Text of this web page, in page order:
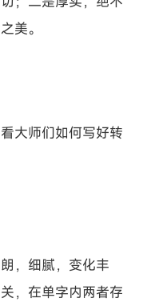
美。
大师们如何写好转
，细腻，变化丰
，在单字内两者存